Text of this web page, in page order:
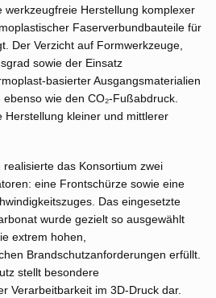
werkzeugfreie Herstellung komplexer
Faserverbundbauteile für
Der Verzicht auf Formwerkzeuge,
sowie der Einsatz
basierter Ausgangsmaterialien
wie den CO₂-Fußabdruck.
Herstellung kleiner und mittlerer
das Konsortium zwei
eine Frontschürze sowie eine
Das eingesetzte
wurde gezielt so ausgewählt
extrem hohen,
Brandschutzanforderungen erfüllt.
stellt besondere
Verarbeitbarkeit im 3D-Druck dar.